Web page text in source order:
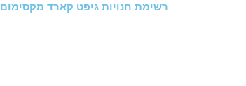
רשימת חנויות גיפט קארד מקסימום